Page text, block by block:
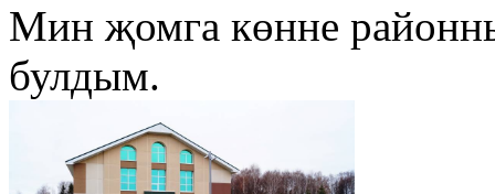
Мин җомга көнне
булдым.